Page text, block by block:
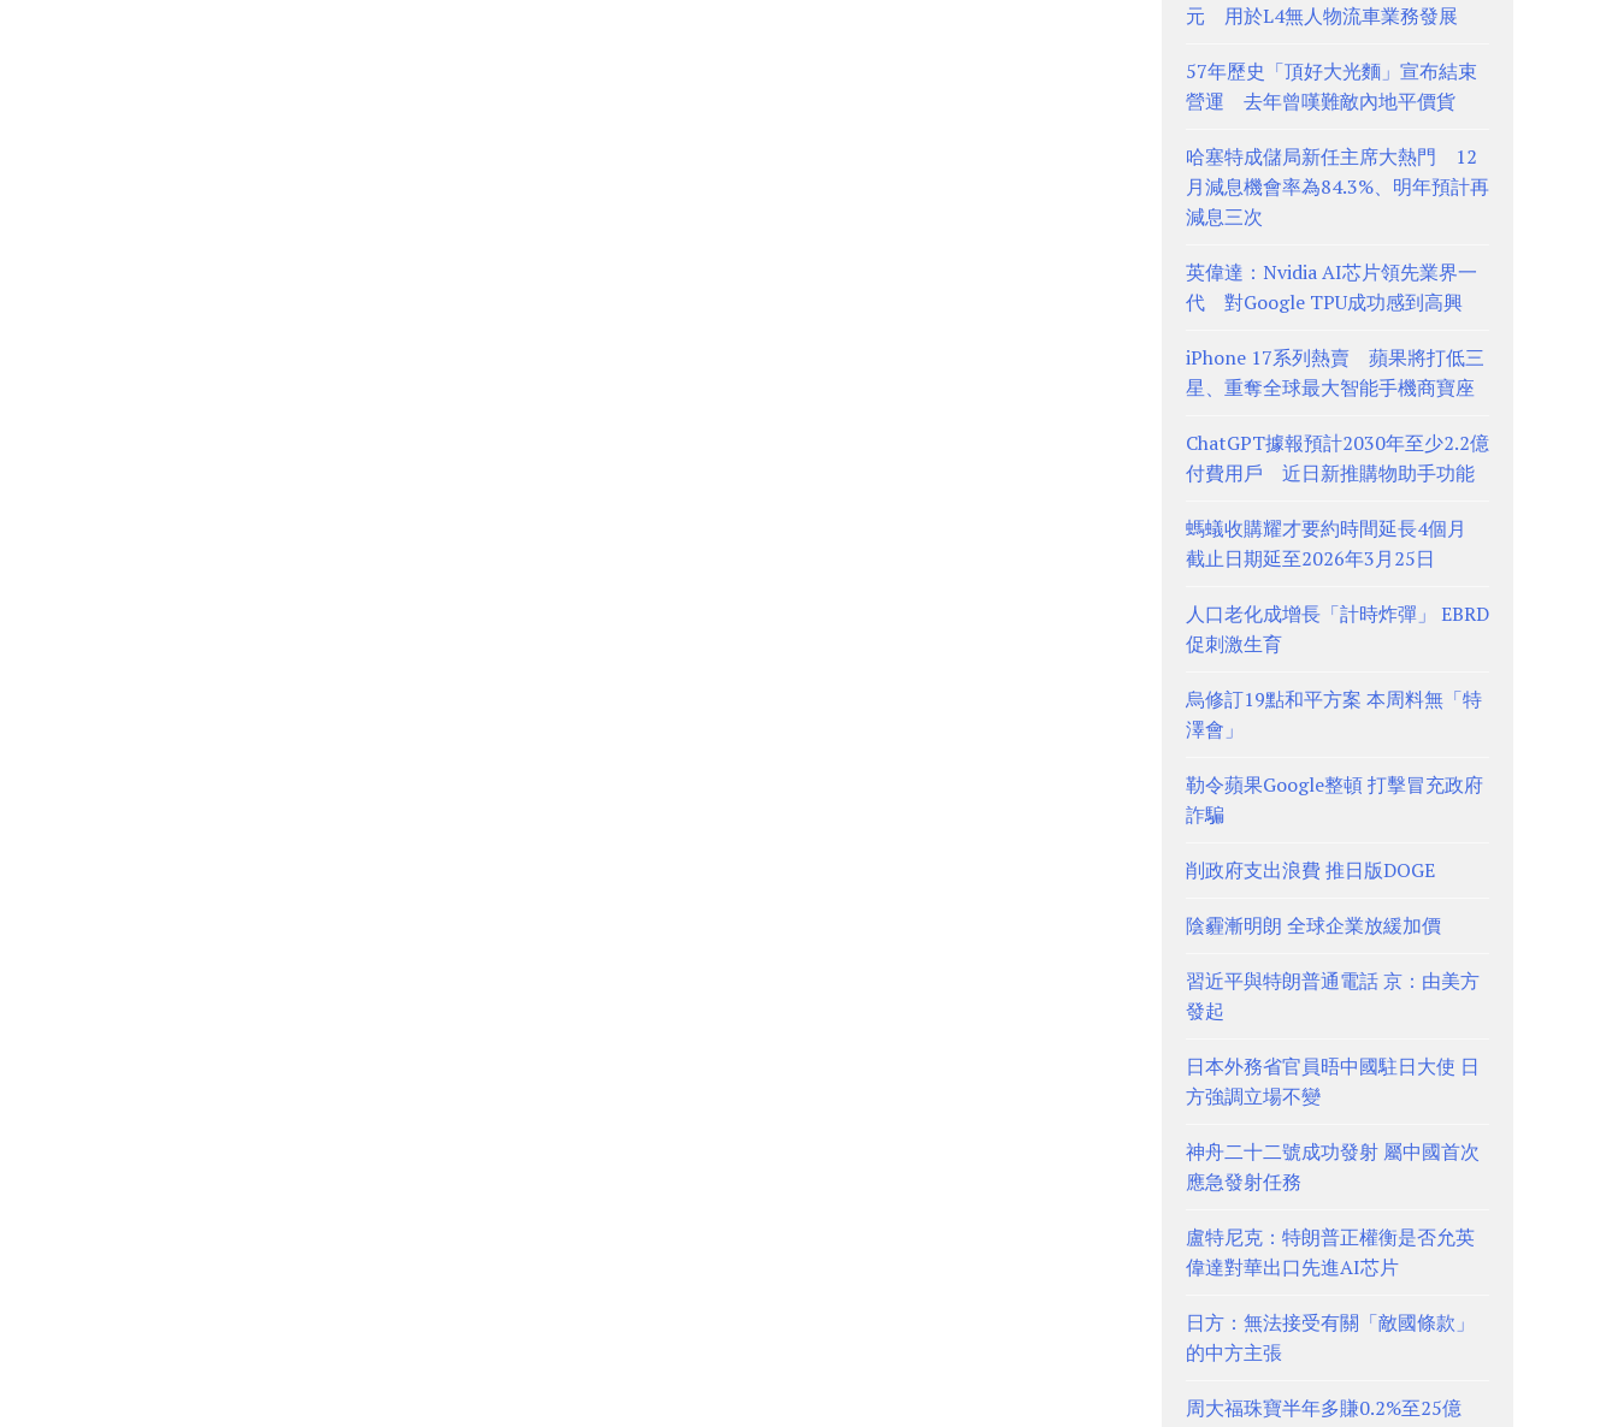
元 用於L4無人物流車業務發展
57年歷史「頂好大光麵」宣布結束
營運 去年曾嘆難敵內地平價貨
哈塞特成儲局新任主席大熱門 12
月減息機會率為84.3%、明年預計再
減息三次
英偉達：Nvidia AI芯片領先業界一
代 對Google TPU成功感到高興
iPhone 17系列熱賣 蘋果將打低三
星、重奪全球最大智能手機商寶座
ChatGPT據報預計2030年至少2.2億
付費用戶 近日新推購物助手功能
螞蟻收購耀才要約時間延長4個月
截止日期延至2026年3月25日
人口老化成增長「計時炸彈」 EBRD
促刺激生育
烏修訂19點和平方案 本周料無「特
澤會」
勒令蘋果Google整頓 打擊冒充政府
詐騙
削政府支出浪費 推日版DOGE
陰霾漸明朗 全球企業放緩加價
習近平與特朗普通電話 京：由美方
發起
日本外務省官員晤中國駐日大使 日
方強調立場不變
神舟二十二號成功發射 屬中國首次
應急發射任務
盧特尼克：特朗普正權衡是否允英
偉達對華出口先進AI芯片
日方：無法接受有關「敵國條款」
的中方主張
周大福珠寶半年多賺0.2%至25億